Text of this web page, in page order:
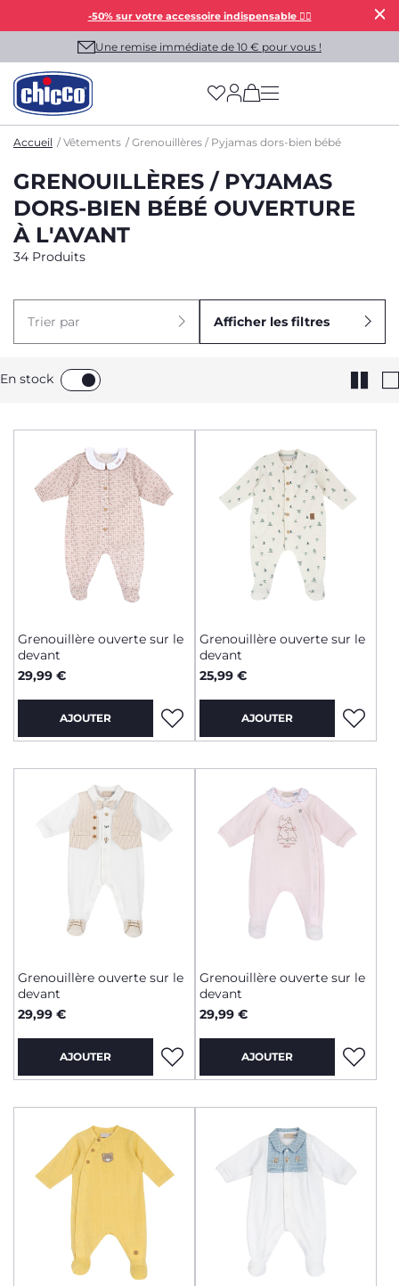
-50% sur votre accessoire indispensable 👯‍♀️
Une remise immédiate de 10 € pour vous !
(has more options
Accueil Vêtements Grenouillères / Pyjamas dors-bien bébé
GRENOUILLÈRES / PYJAMAS
DORS-BIEN BÉBÉ OUVERTURE
À L'AVANT
34 Produits
Trier par Afficher les filtres
En stock
Grenouillère ouverte sur le
devant
29,99 €
AJOUTER
Grenouillère ouverte sur le
devant
25,99 €
AJOUTER
Grenouillère ouverte sur le
devant
29,99 €
AJOUTER
Grenouillère ouverte sur le
devant
29,99 €
AJOUTER